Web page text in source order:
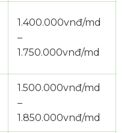
1.400.000vnđ/md
–
1.750.000vnđ/md
1.500.000vnđ/md
–
1.850.000vnđ/md